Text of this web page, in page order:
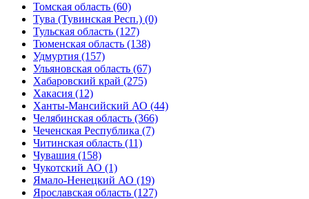
Томская область (60)
Тува (Тувинская Респ.) (0)
Тульская область (127)
Тюменская область (138)
Удмуртия (157)
Ульяновская область (67)
Хабаровский край (275)
Хакасия (12)
Ханты-Мансийский АО (44)
Челябинская область (366)
Чеченская Республика (7)
Читинская область (11)
Чувашия (158)
Чукотский АО (1)
Ямало-Ненецкий АО (19)
Ярославская область (127)